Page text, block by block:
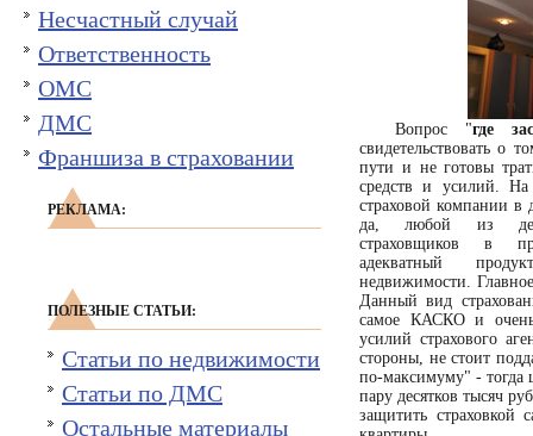
Несчастный случай
Ответственность
ОМС
ДМС
Франшиза в страховании
РЕКЛАМА:
ПОЛЕЗНЫЕ СТАТЬИ:
Статьи по недвижимости
Статьи по ДМС
Остальные материалы
Вопрос "где
свидетельствовать о
пути и не готовы
средств и усилий.
страховой компании в
да, любой из
страховщиков в
адекватный
недвижимости.
Данный вид
самое КАСКО и
усилий страхового
стороны, не стоит
по-максимуму" - тогда
пару десятков тысяч
защитить страховкой